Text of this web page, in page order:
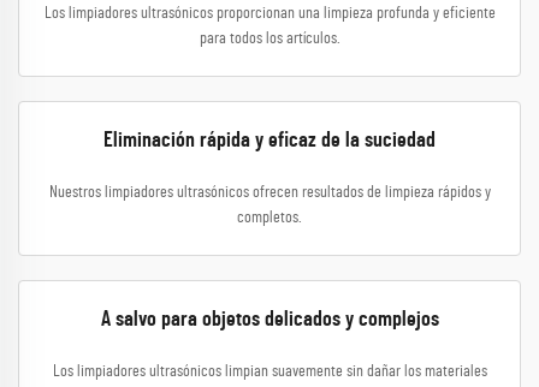
Los limpiadores ultrasónicos proporcionan una limpieza profunda y eficiente
para todos los artículos.
Eliminación rápida y eficaz de la suciedad
Nuestros limpiadores ultrasónicos ofrecen resultados de limpieza rápidos y
completos.
A salvo para objetos delicados y complejos
Los limpiadores ultrasónicos limpian suavemente sin dañar los materiales